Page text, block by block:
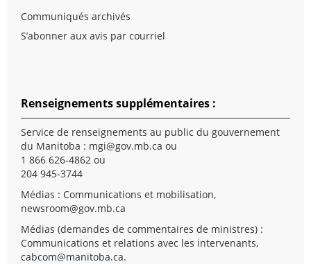
Communiqués archivés
S’abonner aux avis par courriel
Renseignements supplémentaires :
Service de renseignements au public du gouvernement
du Manitoba : mgi@gov.mb.ca ou
1 866 626-4862 ou
204 945-3744
Médias : Communications et mobilisation,
newsroom@gov.mb.ca
Médias (demandes de commentaires de ministres) :
Communications et relations avec les intervenants,
cabcom@manitoba.ca.